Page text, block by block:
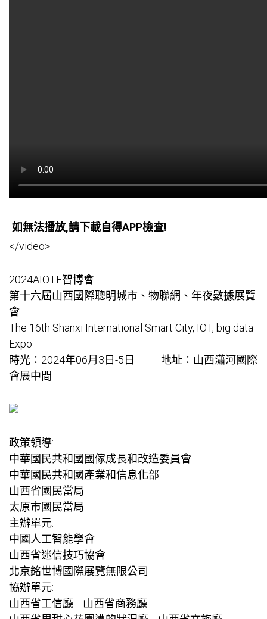
如無法播放,請下載自得APP檢查!
</video>
2024AIOTE智博會
第十六屆山西國際聰明城市、物聯網、年夜數據展覽
會
The 16th Shanxi International Smart City, IOT, big data
Expo
時光：2024年06月3日-5日 地址：山西瀟河國際
會展中間
政策領導:
中華國民共和國國傢成長和改造委員會
中華國民共和國產業和信息化部
山西省國民當局
太原市國民當局
主辦單元:
中國人工智能學會
山西省迷信技巧協會
北京銘世博國際展覽無限公司
協辦單元:
山西省工信廳 山西省商務廳